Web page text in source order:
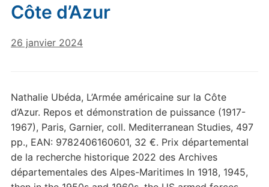
Côte d’Azur
26 janvier 2024
Nathalie Ubéda, L’Armée américaine sur la Côte
d’Azur. Repos et démonstration de puissance (1917-
1967), Paris, Garnier, coll. Mediterranean Studies, 497
pp., EAN: 9782406160601, 32 €. Prix départemental
de la recherche historique 2022 des Archives
départementales des Alpes-Maritimes In 1918, 1945,